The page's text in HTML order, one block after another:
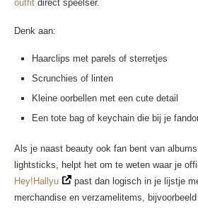
outfit direct speelser.
Denk aan:
Haarclips met parels of sterretjes
Scrunchies of linten
Kleine oorbellen met een cute detail
Een tote bag of keychain die bij je
Als je naast beauty ook fan bent van
lightsticks, helpt het om te weten waar je
Hey!Hallyu
past dan logisch in je lijstje
merchandise en verzamelitems,